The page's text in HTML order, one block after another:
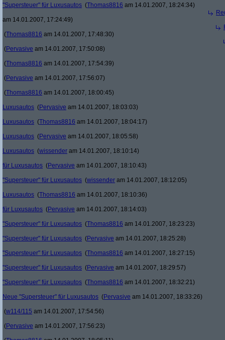
"Supersteuer" für Luxusautos (Thomas8816 am 14.01.2007, 18:24:34)
am 14.01.2007, 17:24:49)
(Thomas8816 am 14.01.2007, 17:48:30)
(Pervasive am 14.01.2007, 17:50:08)
(Thomas8816 am 14.01.2007, 17:54:39)
(Pervasive am 14.01.2007, 17:56:07)
(Thomas8816 am 14.01.2007, 18:00:45)
Luxusautos (Pervasive am 14.01.2007, 18:03:03)
Luxusautos (Thomas8816 am 14.01.2007, 18:04:17)
Luxusautos (Pervasive am 14.01.2007, 18:05:58)
Luxusautos (wissender am 14.01.2007, 18:10:14)
für Luxusautos (Pervasive am 14.01.2007, 18:10:43)
"Supersteuer" für Luxusautos (wissender am 14.01.2007, 18:12:05)
Luxusautos (Thomas8816 am 14.01.2007, 18:10:36)
für Luxusautos (Pervasive am 14.01.2007, 18:14:03)
"Supersteuer" für Luxusautos (Thomas8816 am 14.01.2007, 18:23:23)
"Supersteuer" für Luxusautos (Pervasive am 14.01.2007, 18:25:28)
"Supersteuer" für Luxusautos (Thomas8816 am 14.01.2007, 18:27:15)
"Supersteuer" für Luxusautos (Pervasive am 14.01.2007, 18:29:57)
"Supersteuer" für Luxusautos (Thomas8816 am 14.01.2007, 18:32:21)
Neue "Supersteuer" für Luxusautos (Pervasive am 14.01.2007, 18:33:26)
(w114/115 am 14.01.2007, 17:54:56)
(Pervasive am 14.01.2007, 17:56:23)